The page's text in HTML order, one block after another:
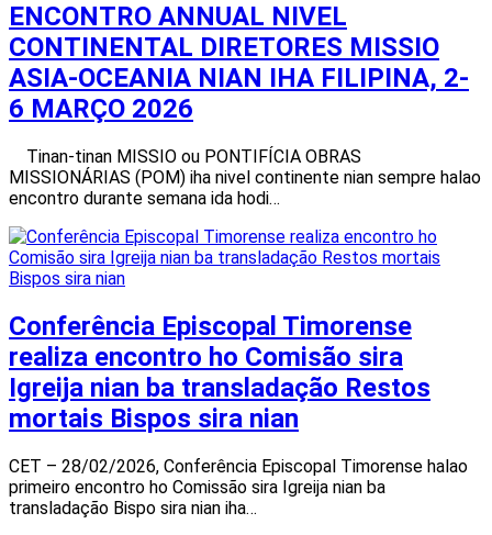
ENCONTRO ANNUAL NIVEL
CONTINENTAL DIRETORES MISSIO
ASIA-OCEANIA NIAN IHA FILIPINA, 2-
6 MARÇO 2026
Tinan-tinan MISSIO ou PONTIFÍCIA OBRAS
MISSIONÁRIAS (POM) iha nivel continente nian sempre halao
encontro durante semana ida hodi…
Conferência Episcopal Timorense
realiza encontro ho Comisão sira
Igreija nian ba transladação Restos
mortais Bispos sira nian
CET – 28/02/2026, Conferência Episcopal Timorense halao
primeiro encontro ho Comissão sira Igreija nian ba
transladação Bispo sira nian iha…